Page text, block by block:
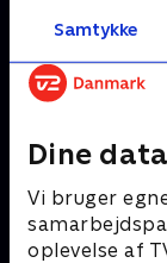
Samtykke
Dine
Vi bruger
oplevelse af
Andre så også